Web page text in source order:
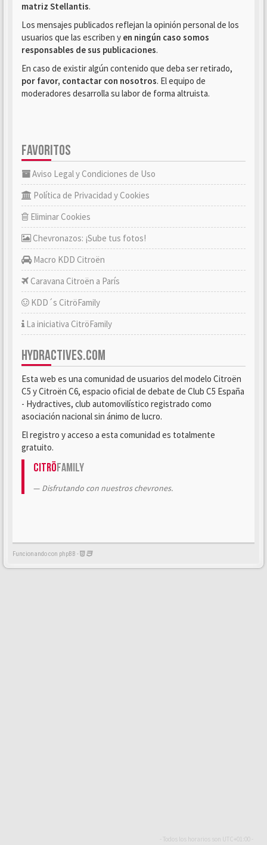
matriz Stellantis.
Los mensajes publicados reflejan la opinión personal de los
usuarios que las escriben y en ningún caso somos
responsables de sus publicaciones.
En caso de existir algún contenido que deba ser retirado,
por favor, contactar con nosotros. El equipo de
moderadores desarrolla su labor de forma altruista.
FAVORITOS
Aviso Legal y Condiciones de Uso
Política de Privacidad y Cookies
Eliminar Cookies
Chevronazos: ¡Sube tus fotos!
Macro KDD Citroën
Caravana Citroën a París
KDD´s CitröFamily
La iniciativa CitröFamily
HYDRACTIVES.COM
Esta web es una comunidad de usuarios del modelo Citroën
C5 y Citroën C6, espacio oficial de debate de Club C5 España
- Hydractives, club automovilístico registrado como
asociación nacional sin ánimo de lucro.
El registro y acceso a esta comunidad es totalmente
gratuito.
CitröFamily
Disfrutando con nuestros chevrones.
Funcionando con phpBB -
- Todos los horarios son UTC+01:00